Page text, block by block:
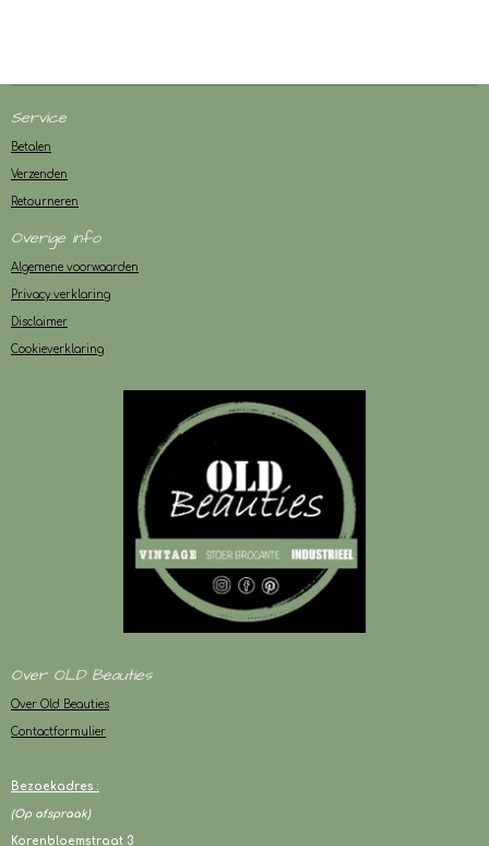
Service
Betalen
Verzenden
Retourneren
Overige info
Algemene voorwaarden
Privacy verklaring
Disclaimer
Cookieverklaring
Over OLD Beauties
Over Old Beauties
Contactformulier
Bezoekadres :
(Op afspraak)
Korenbloemstraat 3